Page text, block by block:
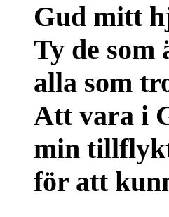
Gud mitt
Ty de
alla som
Att vara i
min
för att